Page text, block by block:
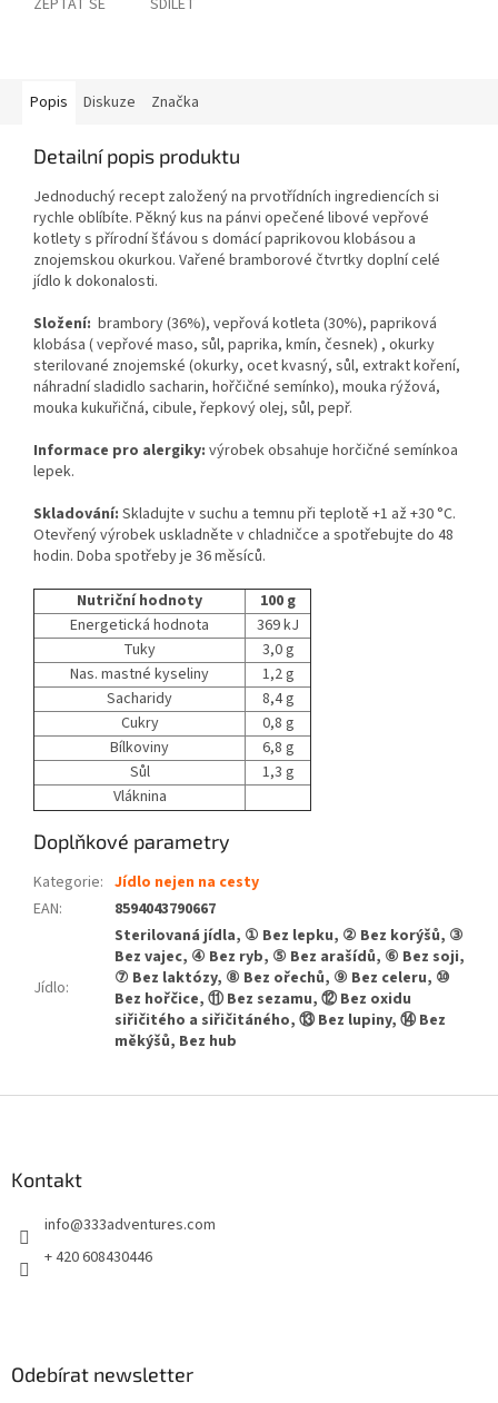
ZEPTAT SE SDÍLET
Popis Diskuze Značka
Detailní popis produktu
Jednoduchý recept založený na prvotřídních ingrediencích si
rychle oblíbíte. Pěkný kus na pánvi opečené libové vepřové
kotlety s přírodní šťávou s domácí paprikovou klobásou a
znojemskou okurkou. Vařené bramborové čtvrtky doplní celé
jídlo k dokonalosti.
Složení: brambory (36%), vepřová kotleta (30%), papriková
klobása ( vepřové maso, sůl, paprika, kmín, česnek) , okurky
sterilované znojemské (okurky, ocet kvasný, sůl, extrakt koření,
náhradní sladidlo sacharin, hořčičné semínko), mouka rýžová,
mouka kukuřičná, cibule, řepkový olej, sůl, pepř.
Informace pro alergiky: výrobek obsahuje horčičné semínkoa
lepek.
Skladování: Skladujte v suchu a temnu při teplotě +1 až +30 °C.
Otevřený výrobek uskladněte v chladničce a spotřebujte do 48
hodin. Doba spotřeby je 36 měsíců.
Nutriční hodnoty
100 g
Energetická hodnota
369 kJ
Tuky
3,0 g
Nas. mastné kyseliny
1,2 g
Sacharidy
8,4 g
Cukry
0,8 g
Bílkoviny
6,8 g
Sůl
1,3 g
Vláknina
Doplňkové parametry
Kategorie: Jídlo nejen na cesty
EAN: 8594043790667
Jídlo:
Sterilovaná jídla, ① Bez lepku, ② Bez korýšů, ③
Bez vajec, ④ Bez ryb, ⑤ Bez arašídů, ⑥ Bez soji,
⑦ Bez laktózy, ⑧ Bez ořechů, ⑨ Bez celeru, ⑩
Bez hořčice, ⑪ Bez sezamu, ⑫ Bez oxidu
siřičitého a siřičitáného, ⑬ Bez lupiny, ⑭ Bez
měkýšů, Bez hub
Kontakt
info@333adventures.com
+ 420 608430446
Odebírat newsletter